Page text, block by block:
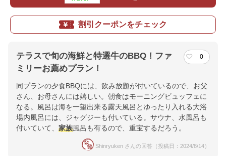
割引クーポンをチェック
テラスで旬の海鮮と特選牛のBBQ！ファ
ミリーお薦めプラン！
0
同プランの夕食BBQには、飲み放題が付いているので、お父
さん、お母さんには嬉しい。朝食はモーニングビュッフェに
なる。風呂は海を一望出来る露天風呂とゆったり入れる大浴
場内風呂には、ジャグジーも付いている。サウナ、水風呂も
付いていて、 家族風呂も有るので、重宝するだろう。
Shinryuken さんの回答（投稿日：2024/8/14）